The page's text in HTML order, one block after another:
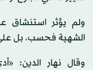
ولم يؤثر استنشاق
الشهية فحسب، بل على
وقال نهار الدين: